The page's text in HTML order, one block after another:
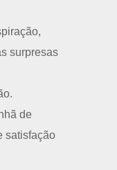
surpresas
de
satisfação